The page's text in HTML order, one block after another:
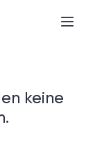
keine